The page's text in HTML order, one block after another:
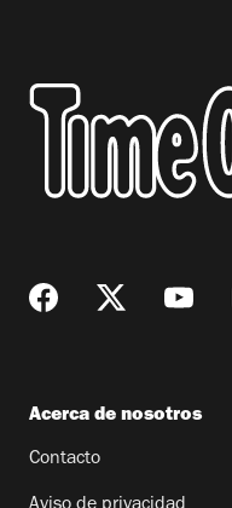
Acerca de nosotros
Contacto